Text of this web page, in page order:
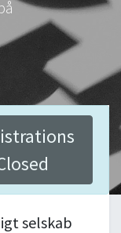
selskab